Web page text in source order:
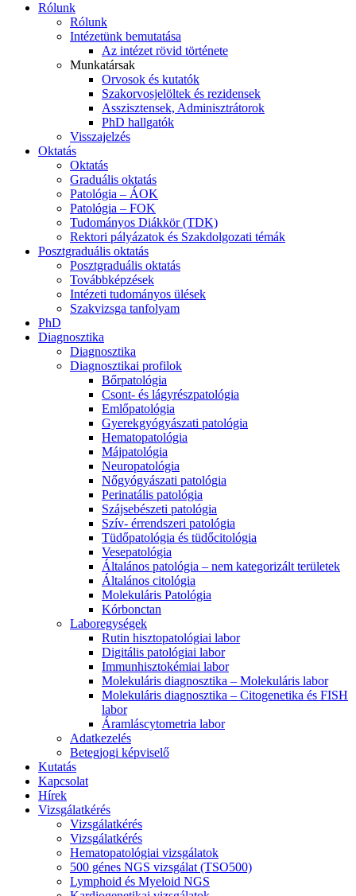
Rólunk
Rólunk
Intézetünk bemutatása
Az intézet rövid története
Munkatársak
Orvosok és kutatók
Szakorvosjelöltek és rezidensek
Asszisztensek, Adminisztrátorok
PhD hallgatók
Visszajelzés
Oktatás
Oktatás
Graduális oktatás
Patológia – ÁOK
Patológia – FOK
Tudományos Diákkör (TDK)
Rektori pályázatok és Szakdolgozati témák
Posztgraduális oktatás
Posztgraduális oktatás
Továbbképzések
Intézeti tudományos ülések
Szakvizsga tanfolyam
PhD
Diagnosztika
Diagnosztika
Diagnosztikai profilok
Bőrpatológia
Csont- és lágyrészpatológia
Emlőpatológia
Gyerekgyógyászati patológia
Hematopatológia
Májpatológia
Neuropatológia
Nőgyógyászati patológia
Perinatális patológia
Szájsebészeti patológia
Szív- érrendszeri patológia
Tüdőpatológia és tüdőcitológia
Vesepatológia
Általános patológia – nem kategorizált területek
Általános citológia
Molekuláris Patológia
Kórbonctan
Laboregységek
Rutin hisztopatológiai labor
Digitális patológiai labor
Immunhisztokémiai labor
Molekuláris diagnosztika – Molekuláris labor
Molekuláris diagnosztika – Citogenetika és FISH
labor
Áramláscytometria labor
Adatkezelés
Betegjogi képviselő
Kutatás
Kapcsolat
Hírek
Vizsgálatkérés
Vizsgálatkérés
Vizsgálatkérés
Hematopatológiai vizsgálatok
500 génes NGS vizsgálat (TSO500)
Lymphoid és Myeloid NGS